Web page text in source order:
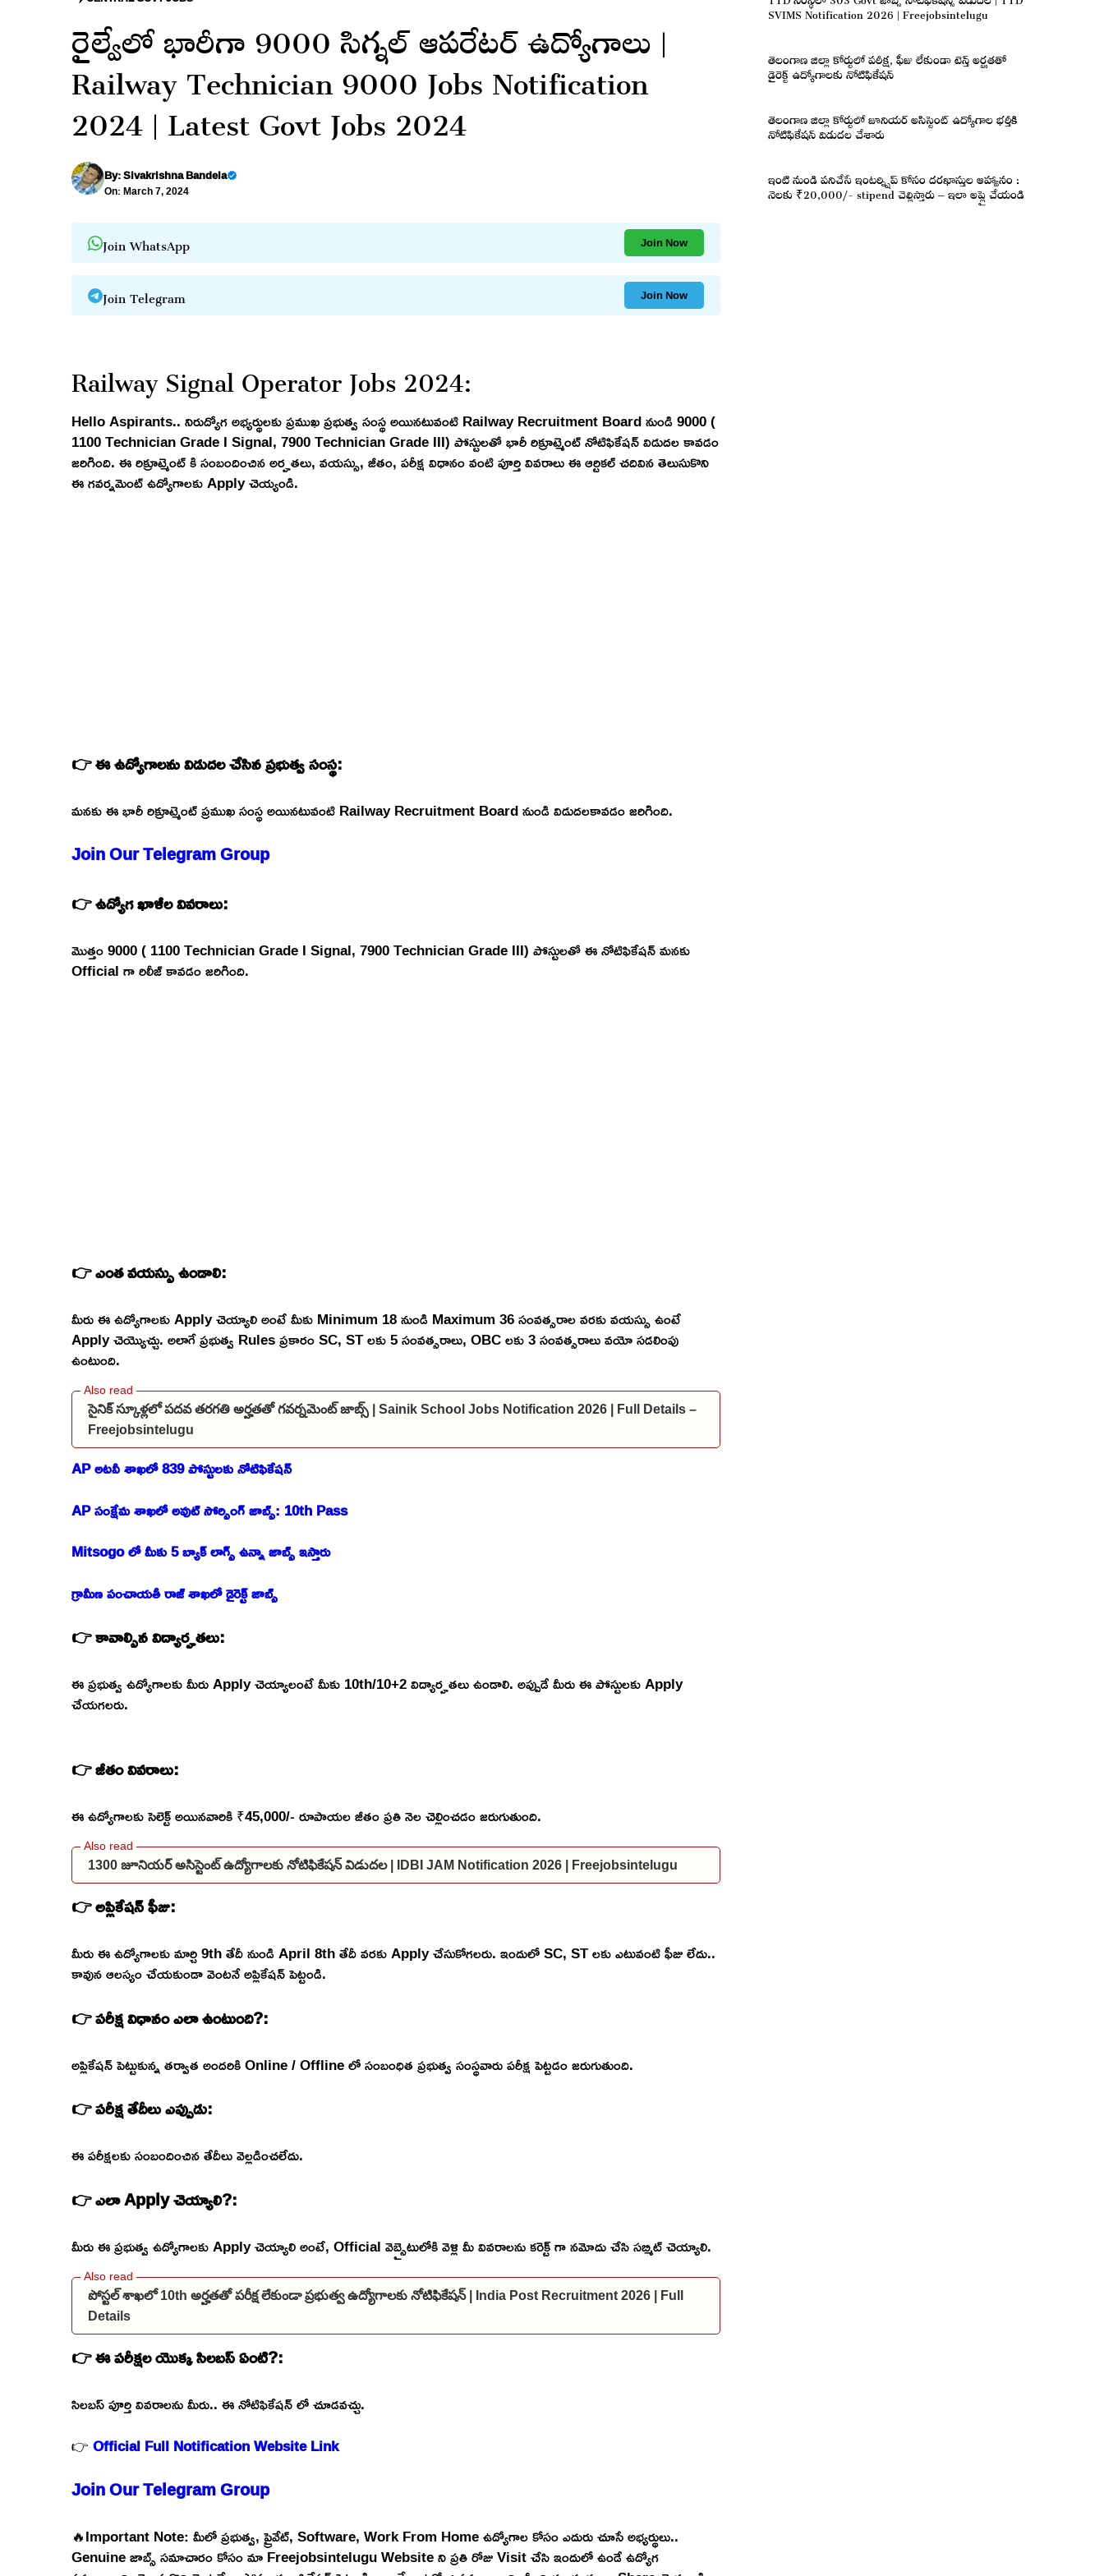
రైల్వేలో భారీగా 9000 సిగ్నల్ ఆపరేటర్ ఉద్యోగాలు |
Railway Technician 9000 Jobs Notification
2024 | Latest Govt Jobs 2024
By:Sivakrishna Bandela
On: March 7, 2024
Join WhatsApp Join Now
Join Telegram Join Now
Railway Signal Operator Jobs 2024:
Hello Aspirants.. నిరుద్యోగ అభ్యర్థులకు ప్రముఖ ప్రభుత్వ సంస్థ అయినటువంటి Railway Recruitment Board నుండి 9000 (
1100 Technician Grade I Signal, 7900 Technician Grade III) పోస్టులతో భారీ రిక్రూట్మెంట్ నోటిఫికేషన్ విడుదల కావడం
జరిగింది. ఈ రిక్రూట్మెంట్ కి సంబందించిన అర్హతలు, వయస్సు, జీతం, పరీక్ష విధానం వంటి పూర్తి వివరాలు ఈ ఆర్టికల్ చదివిన తెలుసుకొని
ఈ గవర్నమెంట్ ఉద్యోగాలకు Apply చెయ్యండి.
👉 ఈ ఉద్యోగాలను విడుదల చేసిన ప్రభుత్వ సంస్థ:
మనకు ఈ భారీ రిక్రూట్మెంట్ ప్రముఖ సంస్థ అయినటువంటి Railway Recruitment Board నుండి విడుదలకావడం జరిగింది.
Join Our Telegram Group
👉 ఉద్యోగ ఖాళీల వివరాలు:
మొత్తం 9000 ( 1100 Technician Grade I Signal, 7900 Technician Grade III) పోస్టులతో ఈ నోటిఫికేషన్ మనకు
Official గా రిలీజ్ కావడం జరిగింది.
👉 ఎంత వయస్సు ఉండాలి:
మీరు ఈ ఉద్యోగాలకు Apply చెయ్యాలి అంటే మీకు Minimum 18 నుండి Maximum 36 సంవత్సరాల వరకు వయస్సు ఉంటే
Apply చెయ్యొచ్చు. అలాగే ప్రభుత్వ Rules ప్రకారం SC, ST లకు 5 సంవత్సరాలు, OBC లకు 3 సంవత్సరాలు వయో సడలింపు
ఉంటుంది.
సైనిక్ స్కూళ్లలో పదవ తరగతి అర్హతతో గవర్నమెంట్ జాబ్స్ | Sainik School Jobs Notification 2026 | Full Details –
Freejobsintelugu
AP అటవీ శాఖలో 839 పోస్టులకు నోటిఫికేషన్
AP సంక్షేమ శాఖలో అవుట్ సోర్సింగ్ జాబ్స్: 10th Pass
Mitsogo లో మీకు 5 బ్యాక్ లాగ్స్ ఉన్నా జాబ్స్ ఇస్తారు
గ్రామీణ పంచాయతీ రాజ్ శాఖలో డైరెక్ట్ జాబ్స్
👉 కావాల్సిన విద్యార్హతలు:
ఈ ప్రభుత్వ ఉద్యోగాలకు మీరు Apply చెయ్యాలంటే మీకు 10th/10+2 విద్యార్హతలు ఉండాలి. అప్పుడే మీరు ఈ పోస్టులకు Apply
చేయగలరు.
👉 జీతం వివరాలు:
ఈ ఉద్యోగాలకు సెలెక్ట్ అయినవారికి ₹45,000/- రూపాయల జీతం ప్రతి నెల చెల్లించడం జరుగుతుంది.
1300 జూనియర్ అసిస్టెంట్ ఉద్యోగాలకు నోటిఫికేషన్ విడుదల | IDBI JAM Notification 2026 | Freejobsintelugu
👉 అప్లికేషన్ ఫీజు:
మీరు ఈ ఉద్యోగాలకు మార్చి 9th తేదీ నుండి April 8th తేదీ వరకు Apply చేసుకోగలరు. ఇందులో SC, ST లకు ఎటువంటి ఫీజు లేదు..
కావున ఆలస్యం చేయకుండా వెంటనే అప్లికేషన్ పెట్టండి.
👉 పరీక్ష విధానం ఎలా ఉంటుంది?:
అప్లికేషన్ పెట్టుకున్న తర్వాత అందరికి Online / Offline లో సంబంధిత ప్రభుత్వ సంస్థవారు పరీక్ష పెట్టడం జరుగుతుంది.
👉 పరీక్ష తేదీలు ఎప్పుడు:
ఈ పరీక్షలకు సంబందించిన తేదీలు వెల్లడించలేదు.
👉 ఎలా Apply చెయ్యాలి?:
మీరు ఈ ప్రభుత్వ ఉద్యోగాలకు Apply చెయ్యాలి అంటే, Official వెబ్సైటులోకి వెళ్లి మీ వివరాలను కరెక్ట్ గా నమోదు చేసి సబ్మిట్ చెయ్యాలి.
పోస్టల్ శాఖలో 10th అర్హతతో పరీక్ష లేకుండా ప్రభుత్వ ఉద్యోగాలకు నోటిఫికేషన్ | India Post Recruitment 2026 | Full
Details
👉 ఈ పరీక్షల యొక్క సిలబస్ ఏంటి?:
సిలబస్ పూర్తి వివరాలను మీరు.. ఈ నోటిఫికేషన్ లో చూడవచ్చు.
👉Official Full NotificationWebsite Link
Join Our Telegram Group
🔥Important Note: మీలో ప్రభుత్వ, ప్రైవేట్, Software, Work From Home ఉద్యోగాల కోసం ఎదురు చూసే అభ్యర్థులు..
Genuine జాబ్స్ సమాచారం కోసం మా Freejobsintelugu Website ని ప్రతి రోజు Visit చేసి ఇందులో ఉండే ఉద్యోగ
SVIMS Notification 2026 | Freejobsintelugu
తెలంగాణ జిల్లా కోర్టులో పరీక్ష, ఫీజు లేకుండా టెన్త్ అర్హతతో
డైరెక్ట్ ఉద్యోగాలకు నోటిఫికేషన్
తెలంగాణ జిల్లా కోర్టులో జూనియర్ అసిస్టెంట్ ఉద్యోగాల భర్తీకి
నోటిఫికేషన్ విడుదల చేశారు
ఇంటి నుండి పనిచేసే ఇంటర్న్షిప్ కోసం దరఖాస్తుల ఆహ్వానం :
నెలకు ₹20,000/- stipend చెల్లిస్తారు – ఇలా అప్లై చేయండి